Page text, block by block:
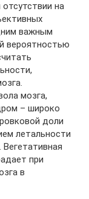
на
важным
вероятностью
мозга,
– широко
доли
летальности
при
в